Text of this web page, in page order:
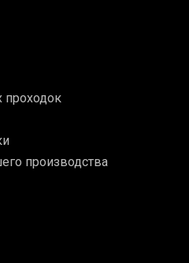
проходок
производства